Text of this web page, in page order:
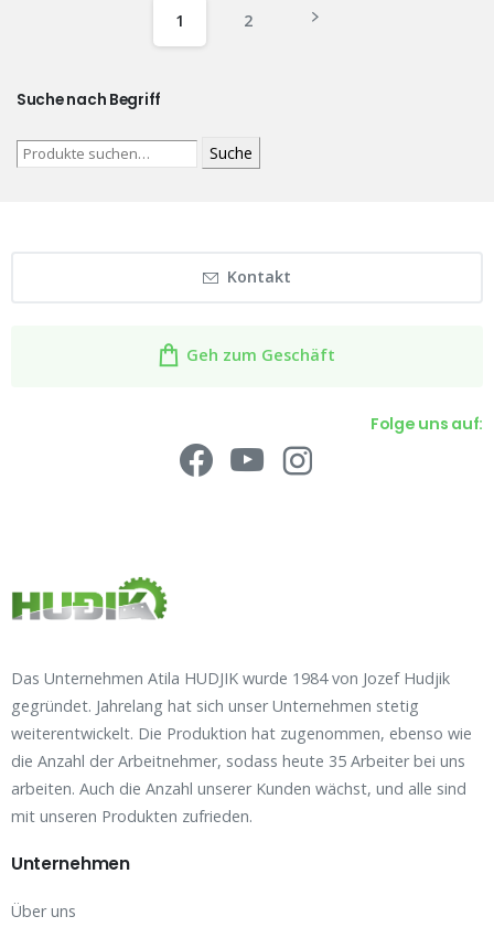
1 2
Suche nach Begriff
Suche
Kontakt
Geh zum Geschäft
Folge uns auf:
Das Unternehmen Atila HUDJIK wurde 1984 von Jozef Hudjik
gegründet. Jahrelang hat sich unser Unternehmen stetig
weiterentwickelt. Die Produktion hat zugenommen, ebenso wie
die Anzahl der Arbeitnehmer, sodass heute 35 Arbeiter bei uns
arbeiten. Auch die Anzahl unserer Kunden wächst, und alle sind
mit unseren Produkten zufrieden.
Unternehmen
Über uns